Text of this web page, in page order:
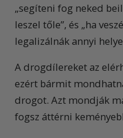
„segíteni fog neked
leszel tőle”, és „ha
legalizálnák annyi
A drogdílereket az
ezért bármit
drogot. Azt mondják
fogsz áttérni